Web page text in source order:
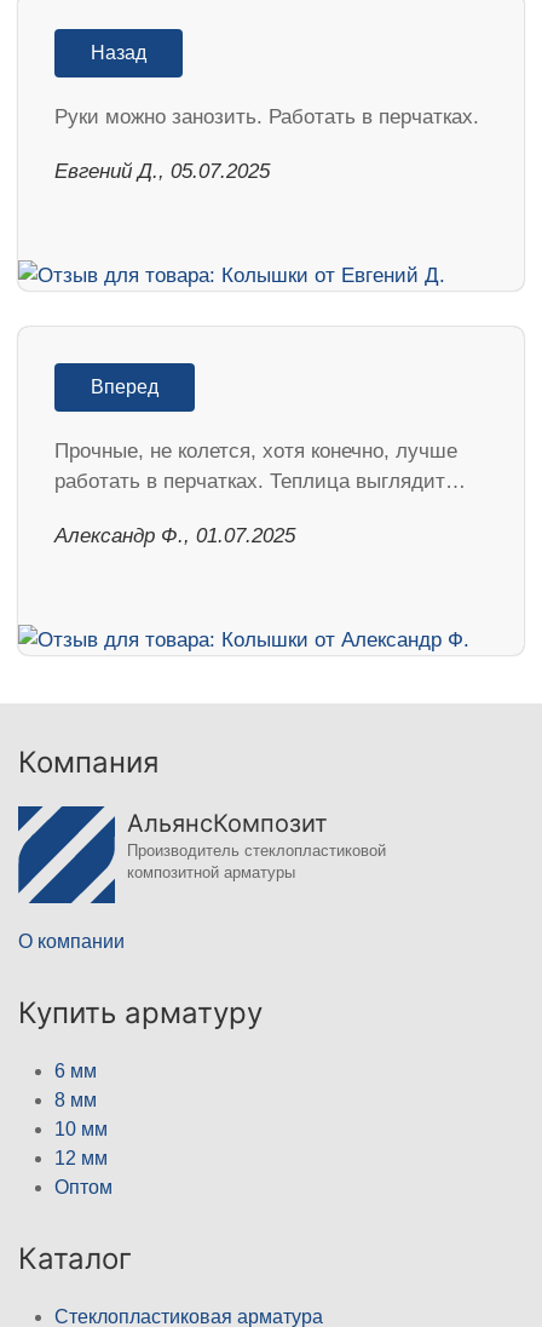
Назад
Руки можно занозить. Работать в перчатках.
Евгений Д., 05.07.2025
Вперед
Прочные, не колется, хотя конечно, лучше
работать в перчатках. Теплица выглядит…
Александр Ф., 01.07.2025
Компания
АльянсКомпозит
Производитель стеклопластиковой
композитной арматуры
О компании
Купить арматуру
6 мм
8 мм
10 мм
12 мм
Оптом
Каталог
Стеклопластиковая арматура